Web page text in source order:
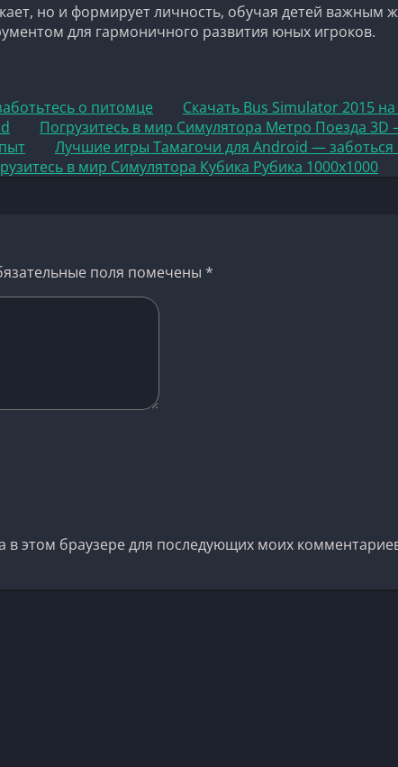
но и формирует личность, обучая детей
для гармоничного развития юных игроков.
о питомце Скачать Bus Simulator 2015
Погрузитесь в мир Симулятора Метро Поезда
Лучшие игры Тамагочи для Android —
в мир Симулятора Кубика Рубика 1000х1000
поля помечены *
в этом браузере для последующих моих